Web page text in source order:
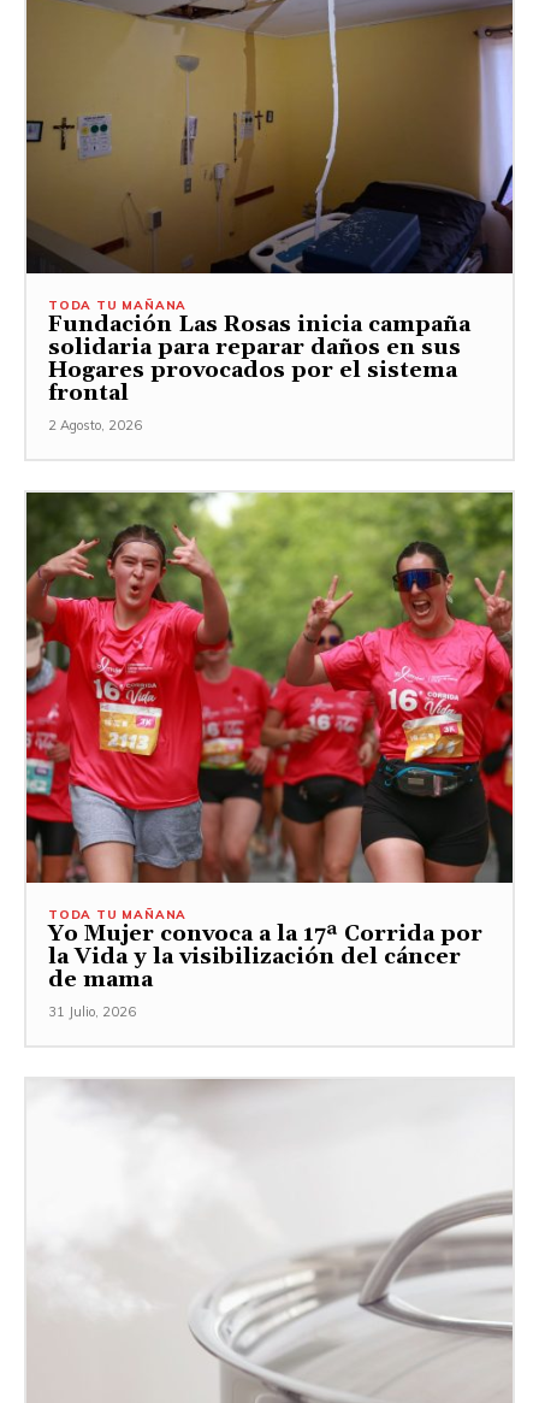
TODA TU MAÑANA
Fundación Las Rosas inicia campaña
solidaria para reparar daños en sus
Hogares provocados por el sistema
frontal
2 Agosto, 2026
TODA TU MAÑANA
Yo Mujer convoca a la 17ª Corrida por
la Vida y la visibilización del cáncer
de mama
31 Julio, 2026